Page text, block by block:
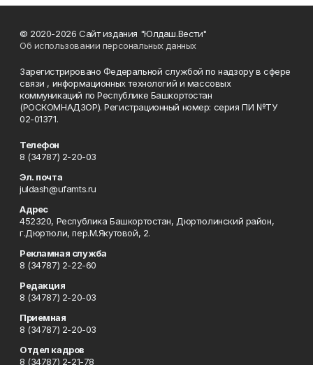
© 2020-2026 Сайт издания "Юлдаш.Вести"
Об использовании персональных данных
Зарегистрировано Федеральной службой по надзору в сфере
связи , информационных технологий и массовых
коммуникаций по Республике Башкортостан
(РОСКОМНАДЗОР). Регистрационный номер: серия ПИ №ТУ
02-01371.
Телефон
8 (34787) 2-20-03
Эл. почта
juldash@ufamts.ru
Адрес
452320, Республика Башкортостан, Дюртюлинский район,
г.Дюртюли, пер.М.Якутовой, 2.
Рекламная служба
8 (34787) 2-22-60
Редакция
8 (34787) 2-20-03
Приемная
8 (34787) 2-20-03
Отдел кадров
8 (34787) 2-21-78